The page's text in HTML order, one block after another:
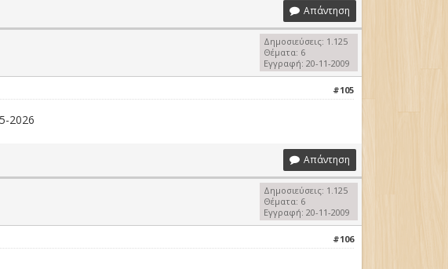
Απάντηση
Δημοσιεύσεις: 1.125
Θέματα: 6
Εγγραφή: 20-11-2009
#105
2026
Απάντηση
Δημοσιεύσεις: 1.125
Θέματα: 6
Εγγραφή: 20-11-2009
#106